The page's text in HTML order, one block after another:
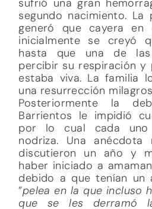
sufrió una gran
segundo nacimiento. La
generó que cayera en
inicialmente se creyó
hasta que una de las
percibir su respiración y
estaba viva. La familia
una resurrección
Posteriormente la
Barrientos le impidió
por lo cual cada
nodriza. Una
discutieron un año y
haber iniciado a
debido a que tenían un
”pelea en la que incluso
que se les derramó